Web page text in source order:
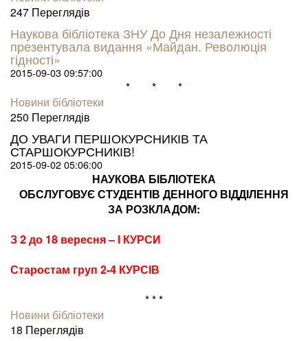
247 Пере­гля­дів
Наукова бібліотека ЗНУ До Дня незалежності
презентувала видання «Майдан. Революція
гідності»
2015-09-03 09:57:00
* * *
Новини бібліотеки
250 Пере­гля­дів
ДО УВАГИ ПЕРШОКУРСНИКІВ ТА
СТАРШОКУРСНИКІВ!
2015-09-02 05:06:00
НАУКОВА БІБЛІОТЕКА
ОБСЛУГОВУЄ СТУДЕНТІВ ДЕННОГО ВІДДІЛЕННЯ
ЗА РОЗКЛАДОМ:
З 2 до 18 вересня – І КУРСИ
Старостам груп 2-4 КУРСІВ
* * *
Новини бібліотеки
18 Пере­гля­дів